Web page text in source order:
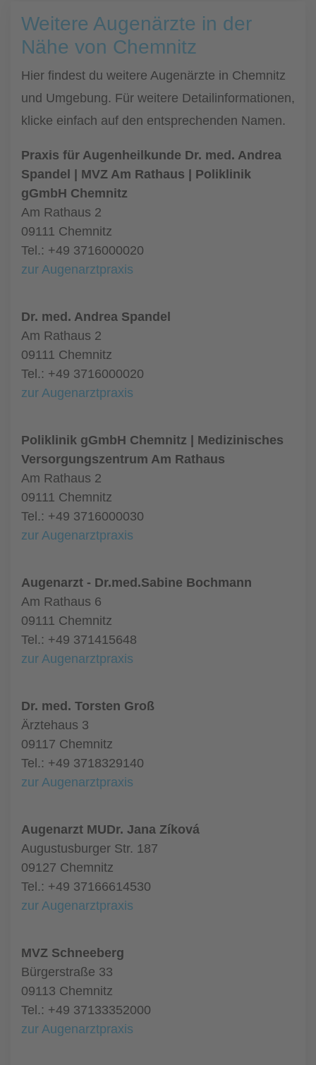
Weitere Augenärzte in der
Nähe von Chemnitz
Hier findest du weitere Augenärzte in Chemnitz
und Umgebung. Für weitere Detailinformationen,
klicke einfach auf den entsprechenden Namen.
Praxis für Augenheilkunde Dr. med. Andrea
Spandel | MVZ Am Rathaus | Poliklinik
gGmbH Chemnitz
Am Rathaus 2
09111 Chemnitz
Tel.: +49 3716000020
zur Augenarztpraxis
Dr. med. Andrea Spandel
Am Rathaus 2
09111 Chemnitz
Tel.: +49 3716000020
zur Augenarztpraxis
Poliklinik gGmbH Chemnitz | Medizinisches
Versorgungszentrum Am Rathaus
Am Rathaus 2
09111 Chemnitz
Tel.: +49 3716000030
zur Augenarztpraxis
Augenarzt - Dr.med.Sabine Bochmann
Am Rathaus 6
09111 Chemnitz
Tel.: +49 371415648
zur Augenarztpraxis
Dr. med. Torsten Groß
Ärztehaus 3
09117 Chemnitz
Tel.: +49 3718329140
zur Augenarztpraxis
Augenarzt MUDr. Jana Zíková
Augustusburger Str. 187
09127 Chemnitz
Tel.: +49 37166614530
zur Augenarztpraxis
MVZ Schneeberg
Bürgerstraße 33
09113 Chemnitz
Tel.: +49 37133352000
zur Augenarztpraxis